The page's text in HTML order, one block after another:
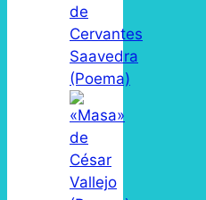
de
Cervantes
Saavedra
(Poema)